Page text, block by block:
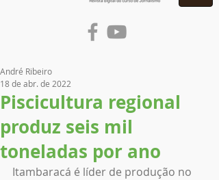
Piscicultura regional
produz seis mil
toneladas por ano
André Ribeiro
18 de abr. de 2022
Itambaracá é líder de produção no